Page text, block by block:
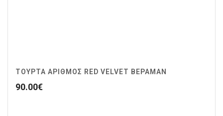
ΤΟΥΡΤΑ ΑΡΙΘΜΟΣ RED VELVET ΒΕΡΑΜΑΝ
90.00€